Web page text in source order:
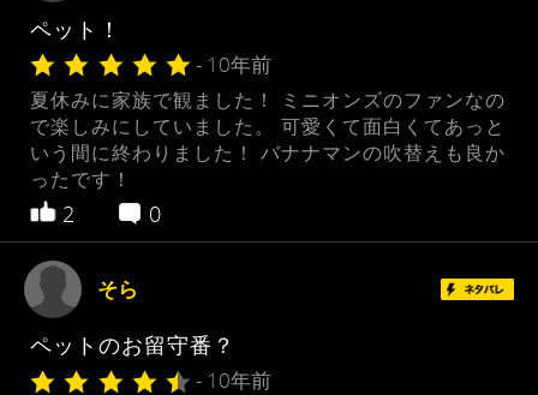
ペット！
- 10年前
夏休みに家族で観ました！ ミニオンズのファンなの
で楽しみにしていました。 可愛くて面白くてあっと
いう間に終わりました！ バナナマンの吹替えも良か
ったです！
2 0
そら
ペットのお留守番？
- 10年前